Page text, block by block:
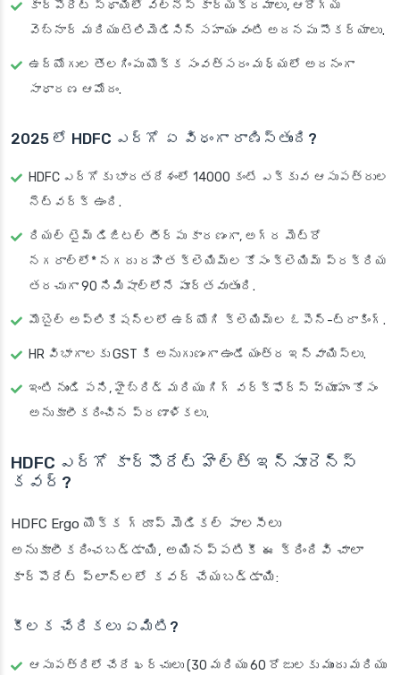
కార్పొరేట్ స్థాయిలో వెల్‌నెస్ కార్యక్రమాలు, ఆరోగ్య
వెబ్‌నార్ మరియు టెలిమెడిసిన్ సహాయం వంటి అదనపు సౌకర్యాలు.
ఉద్యోగుల తొలగింపు యొక్క సంవత్సరం మధ్యలో అదనంగా
సాధారణ ఆమోదం.
2025 లో HDFC ఎర్గో ఏ విధంగా రాణిస్తుంది?
HDFC ఎర్గోకు భారతదేశంలో 14000 కంటే ఎక్కువ ఆసుపత్రుల
నెట్‌వర్క్ ఉంది.
రియల్ టైమ్ డిజిటల్ తీర్పు కారణంగా, అగ్ర మెట్రో
నగరాల్లో* నగదు రహిత క్లెయిమ్‌ల కోసం క్లెయిమ్ ప్రక్రియ
తరచుగా 90 నిమిషాల్లోనే పూర్తవుతుంది.
మొబైల్ అప్లికేషన్లలో ఉద్యోగి క్లెయిమ్‌ల ఓపెన్-ట్రాకింగ్.
HR విభాగాలకు GST కి అనుగుణంగా ఉండే యంత్ర ఇన్‌వాయిస్‌లు.
ఇంటి నుండి పని, హైబ్రిడ్ మరియు గిగ్ వర్క్‌ఫోర్స్ వ్యూహం కోసం
అనుకూలీకరించిన ప్రణాళికలు.
HDFC ఎర్గో కార్పొరేట్ హెల్త్ ఇన్సూరెన్స్
కవర్?
HDFC Ergo యొక్క గ్రూప్ మెడికల్ పాలసీలు
అనుకూలీకరించబడ్డాయి, అయినప్పటికీ ఈ క్రిందివి చాలా
కార్పొరేట్ ప్లాన్‌లలో కవర్ చేయబడ్డాయి:
కీలక చేరికలు ఏమిటి?
ఆసుపత్రిలో చేరే ఖర్చులు (30 మరియు 60 రోజులకు ముందు మరియు